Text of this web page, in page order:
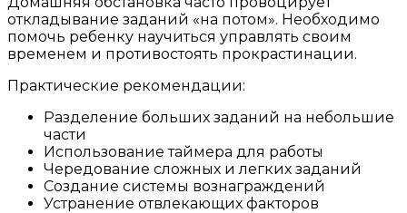
откладывание заданий «на потом». Необходимо
помочь ребенку научиться управлять своим
временем и противостоять прокрастинации.
Практические рекомендации:
Разделение больших заданий на небольшие
части
Использование таймера для работы
Чередование сложных и легких заданий
Создание системы вознаграждений
Устранение отвлекающих факторов